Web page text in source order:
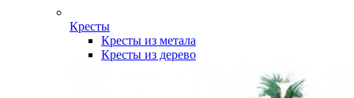
Кресты
Кресты из метала
Кресты из дерево